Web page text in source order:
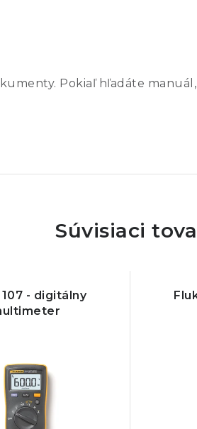
Pokiaľ hľadáte
Súvisiaci
- digitálny